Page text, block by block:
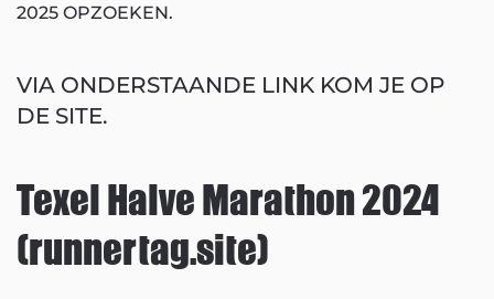
2025 OPZOEKEN.
VIA ONDERSTAANDE LINK KOM JE OP
DE SITE.
Texel Halve Marathon 2024
(runnertag.site)